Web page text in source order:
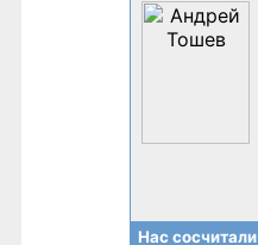
Нас сосчитали